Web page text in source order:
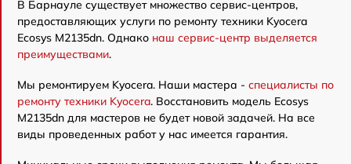
В Барнауле существует множество сервис-центров,
предоставляющих услуги по ремонту техники Kyocera
Ecosys M2135dn. Однако наш сервис-центр выделяется
преимуществами.
Мы ремонтируем Kyocera. Наши мастера - специалисты по
ремонту техники Kyocera. Восстановить модель Ecosys
M2135dn для мастеров не будет новой задачей. На все
виды проведенных работ у нас имеется гарантия.